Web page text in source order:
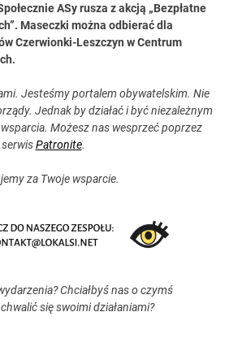
ASy rusza z akcją „Bezpłatne
Maseczki można odbierać dla
Czerwionki-Leszczyn w Centrum
Jesteśmy portalem obywatelskim. Nie
Jednak by działać i być niezależnym
Możesz nas wesprzeć poprzez
serwisPatronite.
za Twoje wsparcie.
Chciałbyś nas o czymś
się swoimi działaniami?